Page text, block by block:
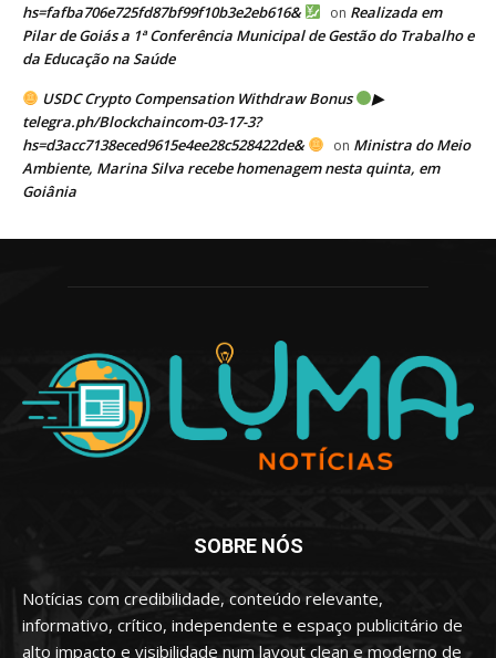
hs=fafba706e725fd87bf99f10b3e2eb616&
on Realizada em
Pilar de Goiás a 1ª Conferência Municipal de Gestão do Trabalho e
da Educação na Saúde
USDC Crypto Compensation Withdraw Bonus
▶
telegra.ph/Blockchaincom-03-17-3?
hs=d3acc7138eced9615e4ee28c528422de&
on Ministra do Meio
Ambiente, Marina Silva recebe homenagem nesta quinta, em
Goiânia
SOBRE NÓS
Notícias com credibilidade, conteúdo relevante,
informativo, crítico, independente e espaço publicitário de
alto impacto e visibilidade num layout clean e moderno de